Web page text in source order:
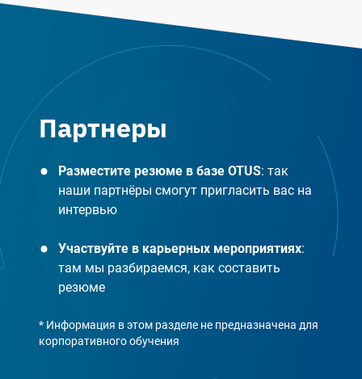
Партнеры
Разместите резюме в базе OTUS: так
наши партнёры смогут пригласить вас на
интервью
Участвуйте в карьерных мероприятиях:
там мы разбираемся, как составить
резюме
* Информация в этом разделе не предназначена для
корпоративного обучения